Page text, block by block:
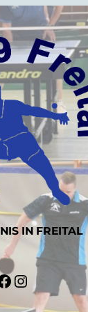
IN FREITAL
Instagram